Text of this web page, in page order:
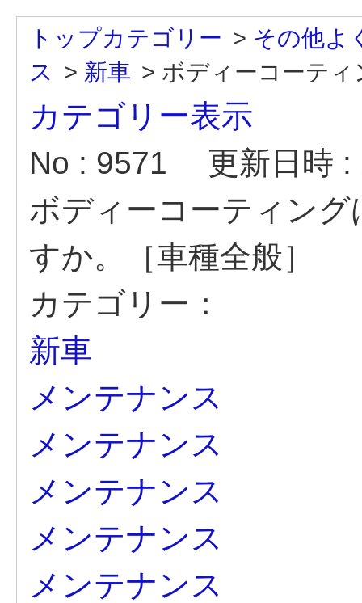
トップカテゴリー > その他よ
ス > 新車 > ボディーコーテ
カテゴリー表示
No : 9571
更新日時
ボディーコーティン
すか。［車種全般］
カテゴリー：
新車
メンテナンス
メンテナンス
メンテナンス
メンテナンス
メンテナンス